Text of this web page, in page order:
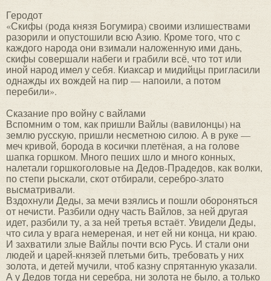
Геродот
«Скифы (рода князя Богумира) своими излишествами
разорили и опустошили всю Азию. Кроме того, что с
каждого народа они взимали наложенную ими дань,
скифы совершали набеги и грабили всё, что тот или
иной народ имел у себя. Киаксар и мидийцы пригласили
однажды их вождей на пир — напоили, а потом
перебили».
Сказание про войну с вайлами
Вспомним о том, как пришли Вайлы (вавилонцы) на
землю русскую, пришли несметною силою. А в руке —
меч кривой, борода в косички плетёная, а на голове
шапка горшком. Много пеших шло и много конных,
налетали горшкоголовые на Дедов-Прадедов, как волки,
по степи рыскали, скот отбирали, серебро-злато
высматривали.
Вздохнули Деды, за мечи взялись и пошли обороняться
от нечисти. Разбили одну часть Вайлов, за ней другая
идет, разбили ту, а за ней третья встаёт. Увидели Деды,
что сила у врага немереная, и нет ей ни конца, ни краю.
И захватили злые Вайлы почти всю Русь. И стали они
людей и царей-князей плетьми бить, требовать у них
золота, и детей мучили, чтоб казну спрятанную указали.
А у Дедов тогда ни серебра, ни золота не было, а только